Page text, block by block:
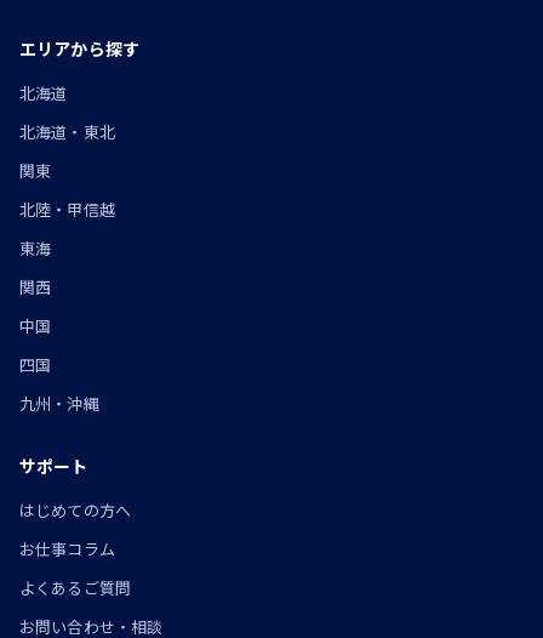
エリアから探す
北海道
北海道・東北
関東
北陸・甲信越
東海
関西
中国
四国
九州・沖縄
サポート
はじめての方へ
お仕事コラム
よくあるご質問
お問い合わせ・相談